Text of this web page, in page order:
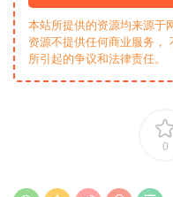
本站所提供的资源均来源于
资源不提供任何商业服务，
所引起的争议和法律责任。
0